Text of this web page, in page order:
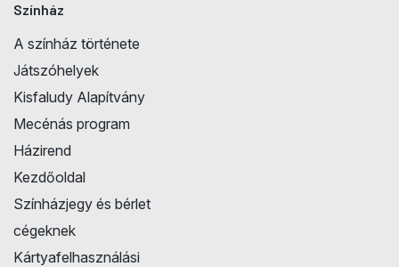
Színház
A színház története
Játszóhelyek
Kisfaludy Alapítvány
Mecénás program
Házirend
Kezdőoldal
Színházjegy és bérlet
cégeknek
Kártyafelhasználási